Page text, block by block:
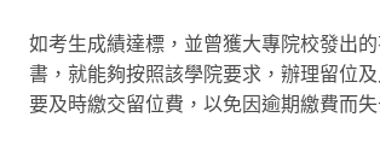
如考生成績達標，並曾獲大專院校發出
書，就能夠按照該學院要求，辦理留位
要及時繳交留位費，以免因逾期繳費而失